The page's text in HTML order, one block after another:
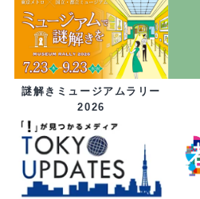
謎解きミュージアムラリー
2026